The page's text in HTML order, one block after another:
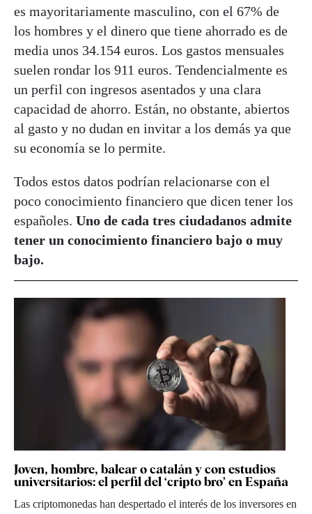
es mayoritariamente masculino, con el 67% de
los hombres y el dinero que tiene ahorrado es de
media unos 34.154 euros. Los gastos mensuales
suelen rondar los 911 euros. Tendencialmente es
un perfil con ingresos asentados y una clara
capacidad de ahorro. Están, no obstante, abiertos
al gasto y no dudan en invitar a los demás ya que
su economía se lo permite.
Todos estos datos podrían relacionarse con el
poco conocimiento financiero que dicen tener los
españoles. Uno de cada tres ciudadanos admite
tener un conocimiento financiero bajo o muy
bajo.
Joven, hombre, balear o catalán y con estudios
universitarios: el perfil del ‘cripto bro’ en España
Las criptomonedas han despertado el interés de los inversores en